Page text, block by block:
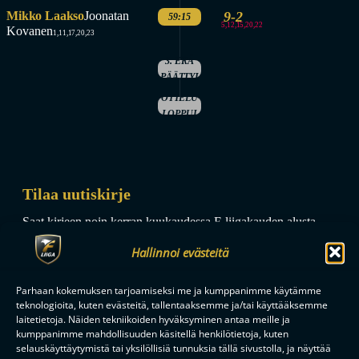
Hallinnoi evästeitä
Parhaan kokemuksen tarjoamiseksi me ja kumppanimme käytämme
teknologioita, kuten evästeitä, tallentaaksemme ja/tai käyttääksemme
laitetietoja. Näiden tekniikoiden hyväksyminen antaa meille ja
kumppanimme mahdollisuuden käsitellä henkilötietoja, kuten
selauskäyttäytymistä tai yksilöllisiä tunnuksia tällä sivustolla, ja näyttää
Mikko LaaksoJoonatan
Kovanen 1,11,17,20,23
59:15 9-2
5,12,15,20,22
3. ERÄ
PÄÄTTYI
OTTELU
LOPPUI
Tilaa uutiskirje
Saat kirjeen noin kerran kuukaudessa F-liigakauden alusta
ratkaisuhetkiin asti.
TILAA